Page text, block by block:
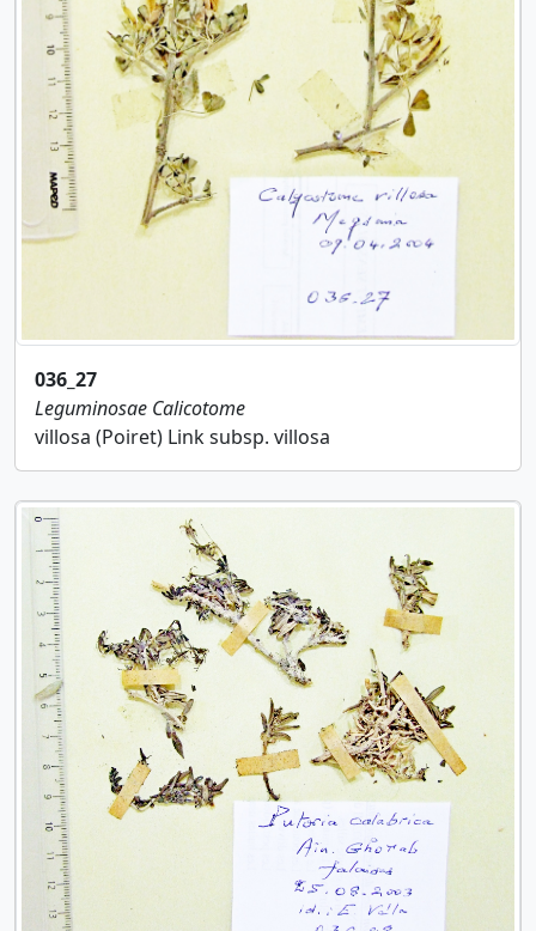
036_27
Leguminosae Calicotome
villosa (Poiret) Link subsp. villosa